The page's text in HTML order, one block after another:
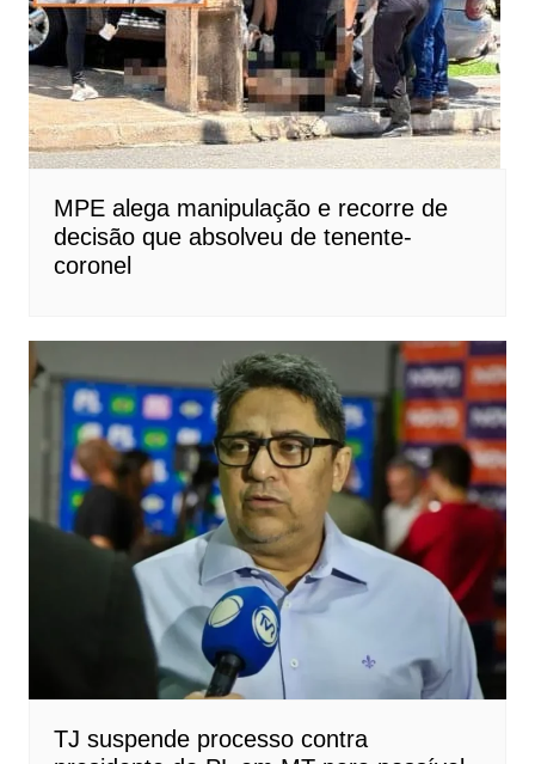
MPE alega manipulação e recorre de
decisão que absolveu de tenente-
coronel
TJ suspende processo contra